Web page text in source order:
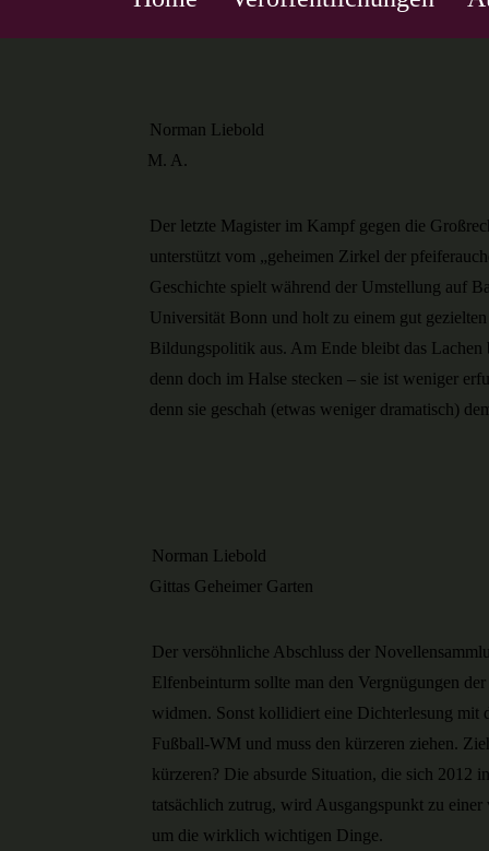
Der letzte Magister im Kampf gegen die
unterstützt vom „geheimen Zirkel der
Geschichte spielt während der Umstellung auf
Universität Bonn und holt zu einem gut
Bildungspolitik aus. Am Ende bleibt das Lachen
denn doch im Halse stecken – sie ist weniger
denn sie geschah (etwas weniger dramatisch)
M. A.
Norman Liebold
Der versöhnliche Abschluss der
Elfenbeinturm sollte man den Vergnügungen
widmen. Sonst kollidiert eine Dichterlesung mit
Fußball-WM und muss den kürzeren ziehen.
kürzeren? Die absurde Situation, die sich 2012
tatsächlich zutrug, wird Ausgangspunkt zu einer
um die wirklich wichtigen Dinge.
Gittas Geheimer Garten
Norman Liebold